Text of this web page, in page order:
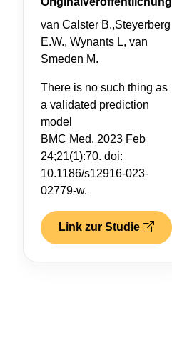
van Calster B.,Steyerberg
E.W., Wynants L, van
Smeden M.
There is no such thing as
a validated prediction
model
BMC Med. 2023 Feb
24;21(1):70. doi:
10.1186/s12916-023-
02779-w.
Link zur Studie